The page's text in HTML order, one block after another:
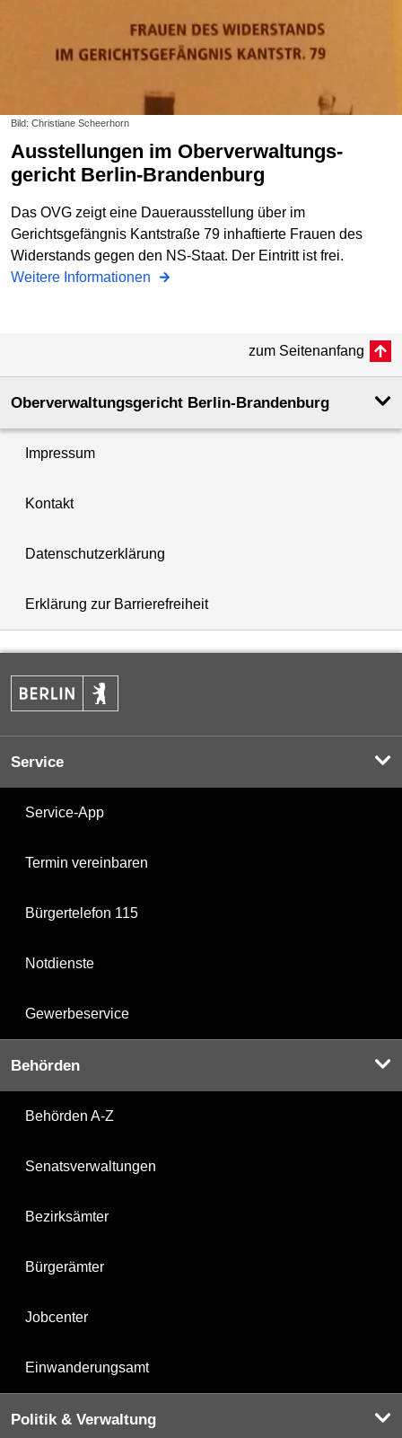
Bild: Christiane Scheerhorn
Ausstellungen im Oberverwaltungs­
gericht Berlin-Brandenburg
Das OVG zeigt eine Dauerausstellung über im
Gerichtsgefängnis Kantstraße 79 inhaftierte Frauen des
Widerstands gegen den NS-Staat. Der Eintritt ist frei.
Weitere Informationen
zum Seitenanfang
Oberverwaltungsgericht Berlin-Brandenburg
Impressum
Kontakt
Datenschutzerklärung
Erklärung zur Barrierefreiheit
Service
Service-App
Termin vereinbaren
Bürgertelefon 115
Notdienste
Gewerbeservice
Behörden
Behörden A-Z
Senatsverwaltungen
Bezirksämter
Bürgerämter
Jobcenter
Einwanderungsamt
Politik & Verwaltung